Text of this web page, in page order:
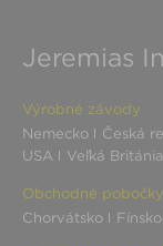
Jeremias
Výrobné závody
Nemecko
Česká
USA
Veľká Británia
Obchodné pobočky
Chorvátsko
Fínsko